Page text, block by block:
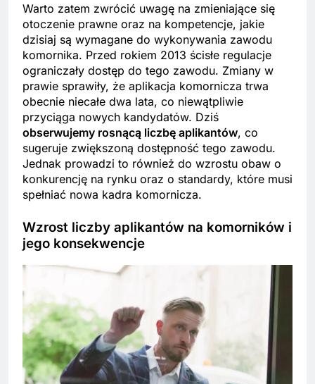
Warto zatem zwrócić uwagę na zmieniające się
otoczenie prawne oraz na kompetencje, jakie
dzisiaj są wymagane do wykonywania zawodu
komornika. Przed rokiem 2013 ścisłe regulacje
ograniczały dostęp do tego zawodu. Zmiany w
prawie sprawiły, że aplikacja komornicza trwa
obecnie niecałe dwa lata, co niewątpliwie
przyciąga nowych kandydatów. Dziś
obserwujemy rosnącą liczbę aplikantów, co
sugeruje zwiększoną dostępność tego zawodu.
Jednak prowadzi to również do wzrostu obaw o
konkurencję na rynku oraz o standardy, które musi
spełniać nowa kadra komornicza.
Wzrost liczby aplikantów na komorników i
jego konsekwencje